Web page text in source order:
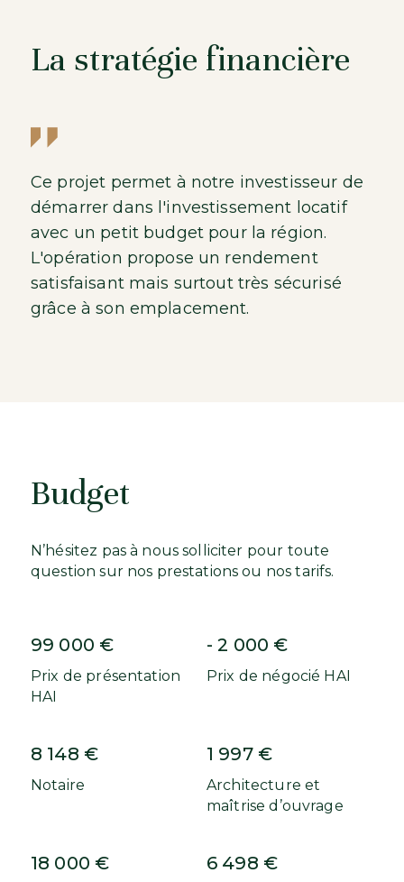
La stratégie financière
Ce projet permet à notre investisseur de
démarrer dans l'investissement locatif
avec un petit budget pour la région.
L'opération propose un rendement
satisfaisant mais surtout très sécurisé
grâce à son emplacement.
Budget
N’hésitez pas à nous solliciter pour toute
question sur nos prestations ou nos tarifs.
99 000 €
Prix de présentation
HAI
- 2 000 €
Prix de négocié HAI
8 148 €
Notaire
1 997 €
Architecture et
maîtrise d’ouvrage
18 000 € 6 498 €